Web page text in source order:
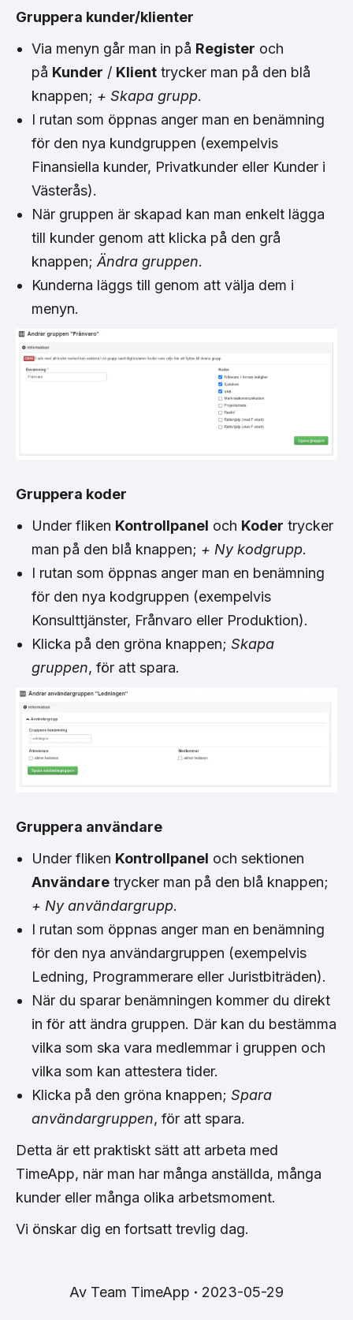
Gruppera kunder/klienter
Via menyn går man in på Register och
på Kunder / Klient trycker man på den blå
knappen; + Skapa grupp.
I rutan som öppnas anger man en benämning
för den nya kundgruppen (exempelvis
Finansiella kunder, Privatkunder eller Kunder i
Västerås).
När gruppen är skapad kan man enkelt lägga
till kunder genom att klicka på den grå
knappen; Ändra gruppen.
Kunderna läggs till genom att välja dem i
menyn.
Gruppera koder
Under fliken Kontrollpanel och Koder trycker
man på den blå knappen; + Ny kodgrupp.
I rutan som öppnas anger man en benämning
för den nya kodgruppen (exempelvis
Konsulttjänster, Frånvaro eller Produktion).
Klicka på den gröna knappen; Skapa
gruppen, för att spara.
Gruppera användare
Under fliken Kontrollpanel och sektionen
Användare trycker man på den blå knappen;
+ Ny användargrupp.
I rutan som öppnas anger man en benämning
för den nya användargruppen (exempelvis
Ledning, Programmerare eller Juristbiträden).
När du sparar benämningen kommer du direkt
in för att ändra gruppen. Där kan du bestämma
vilka som ska vara medlemmar i gruppen och
vilka som kan attestera tider.
Klicka på den gröna knappen; Spara
användargruppen, för att spara.
Detta är ett praktiskt sätt att arbeta med
TimeApp, när man har många anställda, många
kunder eller många olika arbetsmoment.
Vi önskar dig en fortsatt trevlig dag.
Av Team TimeApp 2023-05-29